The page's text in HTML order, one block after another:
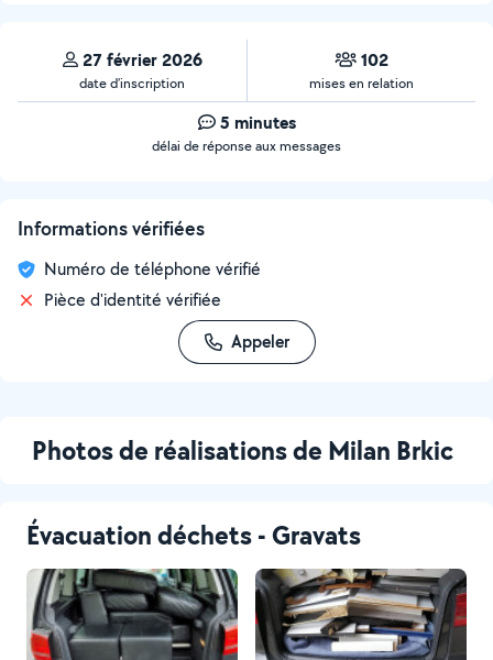
27 février 2026
date d’inscription
102
mises en relation
5 minutes
délai de réponse aux messages
Informations vérifiées
Numéro de téléphone vérifié
Pièce d'identité vérifiée
Appeler
Photos de réalisations de Milan Brkic
Évacuation déchets - Gravats